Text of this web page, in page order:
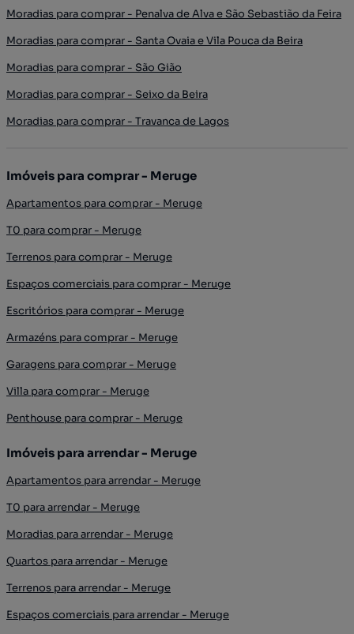
Moradias para comprar - Penalva de Alva e São Sebastião da Feira
Moradias para comprar - Santa Ovaia e Vila Pouca da Beira
Moradias para comprar - São Gião
Moradias para comprar - Seixo da Beira
Moradias para comprar - Travanca de Lagos
Imóveis para comprar - Meruge
Apartamentos para comprar - Meruge
T0 para comprar - Meruge
Terrenos para comprar - Meruge
Espaços comerciais para comprar - Meruge
Escritórios para comprar - Meruge
Armazéns para comprar - Meruge
Garagens para comprar - Meruge
Villa para comprar - Meruge
Penthouse para comprar - Meruge
Imóveis para arrendar - Meruge
Apartamentos para arrendar - Meruge
T0 para arrendar - Meruge
Moradias para arrendar - Meruge
Quartos para arrendar - Meruge
Terrenos para arrendar - Meruge
Espaços comerciais para arrendar - Meruge